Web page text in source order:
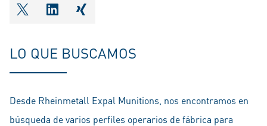
shareOntwitter
shareOnlinkedIn
shareOnxing
LO QUE BUSCAMOS
Desde Rheinmetall Expal Munitions, nos encontramos en
búsqueda de varios perfiles operarios de fábrica para